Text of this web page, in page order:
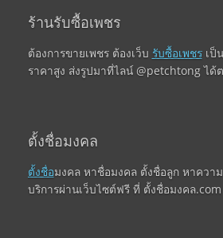
ร้านรับซื้อเพชร
ต้องการขายเพชร ต้องเว็บ รับซื้อเพชรเป็น
ราคาสูง ส่งรูปมาที่ไลน์ @petchtong ได้
ตั้งชื่อมงคล
ตั้งชื่อมงคล หาชื่อมงคล ตั้งชื่อลูก หาควา
บริการผ่านเว็บไซต์ฟรี ที่ ตั้งชื่อมงคล.com